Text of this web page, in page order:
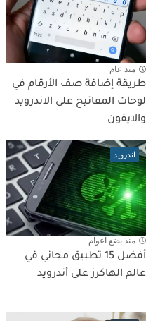
منذ عام
طريقة إضافة صف الأرقام في
لوحات المفاتيح على الاندرويد
والايفون
اندرويد
منذ بضع اعوام
أفضل 15 تطبيق مجاني في
عالم الهاكرز على أندرويد